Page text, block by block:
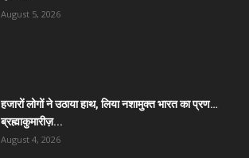
August 5, 2026
हजारों लोगों ने उठाया हाथ, लिया नशामुक्त भारत का प्रण…
ब्रह्माकुमारीज़...
August 4, 2026